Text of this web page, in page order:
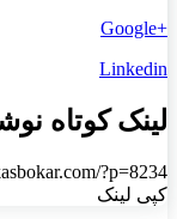
+Google
Linkedin
لینک کوتاه
?p=8234
کپی لینک